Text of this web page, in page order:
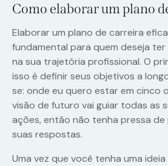
Como elaborar um plano
Elaborar um plano de carreira
fundamental para quem deseja
na sua trajetória profissional. O
isso é definir seus objetivos a
se: onde eu quero estar em cinco
visão de futuro vai guiar todas as
ações, então não tenha pressa
suas respostas.
Uma vez que você tenha uma